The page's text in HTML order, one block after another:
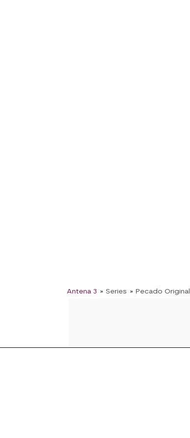
Antena 3 » Series » Pecado Original